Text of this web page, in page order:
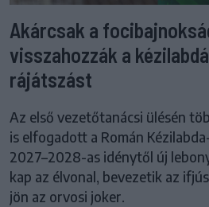
Akárcsak a
visszahozzák a
rájátszást
Az első vezetőtanácsi ülésén
is elfogadott a Román
2027–2028-as idénytől új
kap az élvonal, bevezetik az
jön az orvosi joker.